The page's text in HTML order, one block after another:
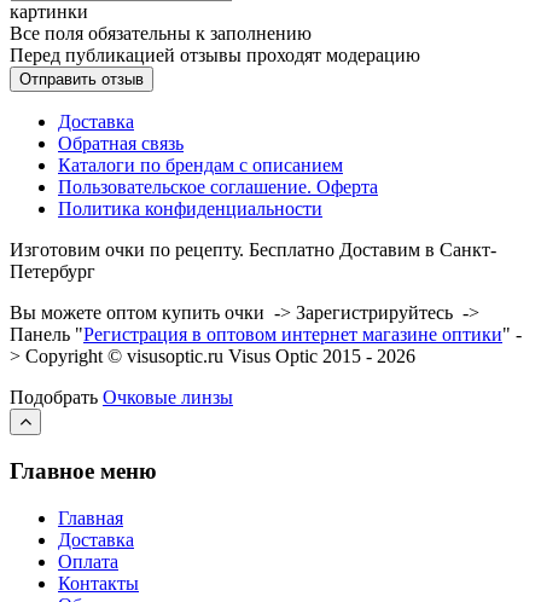
картинки
Все поля обязательны к заполнению
Перед публикацией отзывы проходят модерацию
Доставка
Обратная связь
Каталоги по брендам с описанием
Пользовательское соглашение. Оферта
Политика конфиденциальности
Изготовим очки по рецепту. Бесплатно Доставим в Санкт-
Петербург
Вы можете оптом купить очки -> Зарегистрируйтесь ->
Панель "Регистрация в оптовом интернет магазине оптики" -
> Copyright © visusoptic.ru Visus Optic 2015 - 2026
Подобрать Очковые линзы
Главное меню
Главная
Доставка
Оплата
Контакты